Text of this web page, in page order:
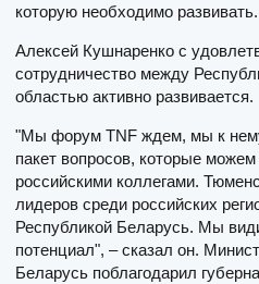
которую необходимо развивать.
Алексей Кушнаренко с
сотрудничество между
областью активно развивается.
"Мы форум TNF ждем, мы к
пакет вопросов, которые
российскими коллегами.
лидеров среди российских
Республикой Беларусь. Мы
потенциал", – сказал он.
Беларусь поблагодарил